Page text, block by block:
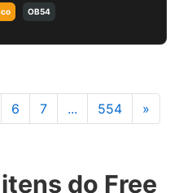
OB54
6 7 ... 554 »
do Free